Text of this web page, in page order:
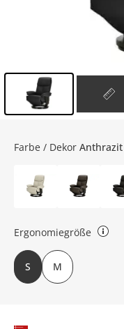
Farbe / Dekor Anthrazit
Ergonomiegröße
Small: BHT ca. 76 x 106 x
S M